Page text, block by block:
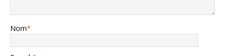
Nom*